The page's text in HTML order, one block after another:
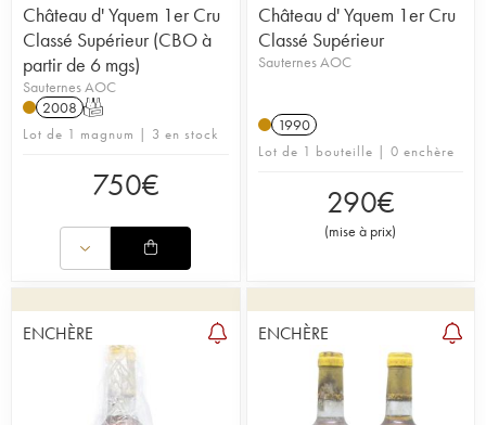
Château d' Yquem 1er Cru
Classé Supérieur (CBO à
partir de 6 mgs)
Sauternes AOC
2008 T
Lot de 1 magnum | 3 en stock
750€
Château d' Yquem 1er Cru
Classé Supérieur
Sauternes AOC
1990
Lot de 1 bouteille | 0 enchère
290€
(mise à prix)
ENCHÈRE ENCHÈRE